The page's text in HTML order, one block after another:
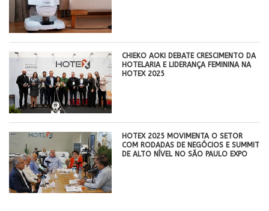
CHIEKO AOKI DEBATE CRESCIMENTO DA
HOTELARIA E LIDERANÇA FEMININA NA
HOTEX 2025
HOTEX 2025 MOVIMENTA O SETOR
COM RODADAS DE NEGÓCIOS E SUMMIT
DE ALTO NÍVEL NO SÃO PAULO EXPO